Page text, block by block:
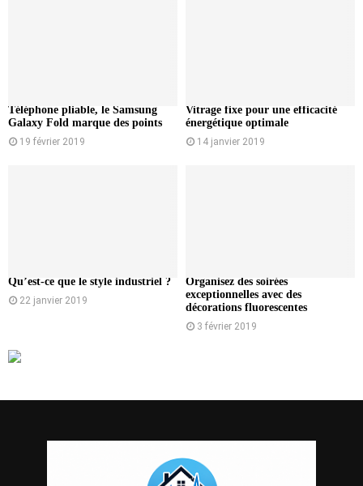
Téléphone pliable, le Samsung
Galaxy Fold marque des points
19 février 2019
Vitrage fixe pour une efficacité
énergétique optimale
14 janvier 2019
Qu’est-ce que le style industriel ?
22 janvier 2019
Organisez des soirées
exceptionnelles avec des
décorations fluorescentes
3 février 2019